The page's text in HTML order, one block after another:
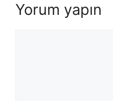
Yorum yapın